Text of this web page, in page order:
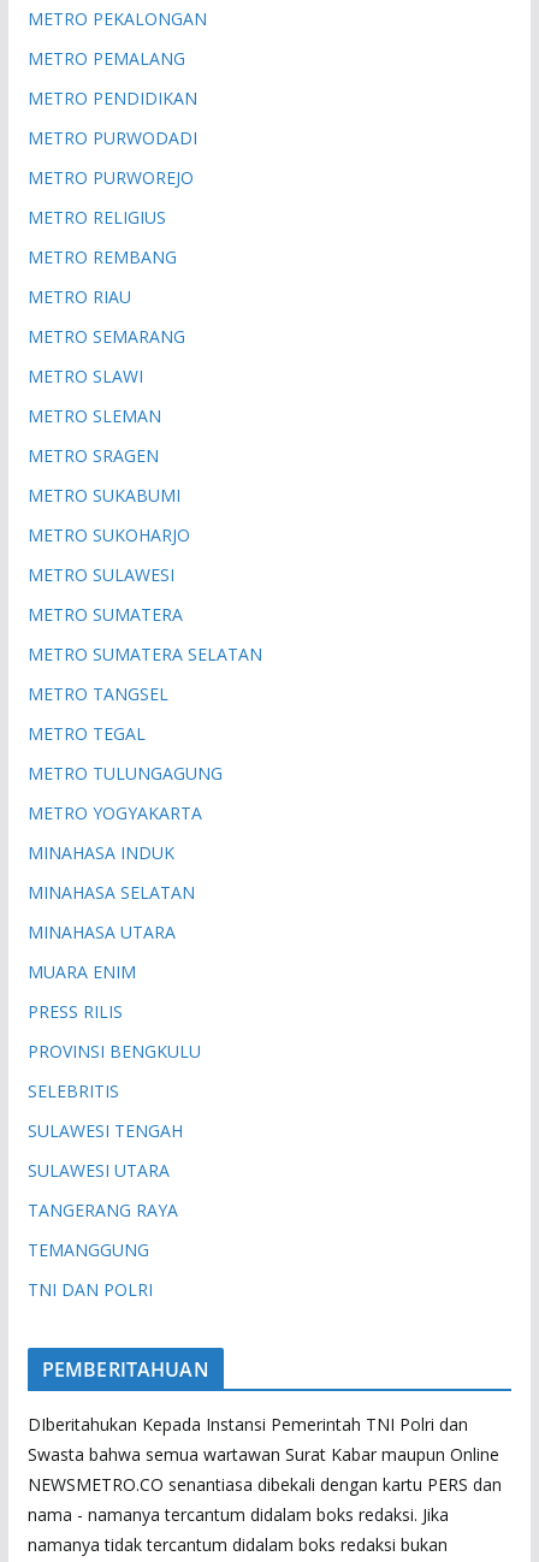
METRO PEKALONGAN
METRO PEMALANG
METRO PENDIDIKAN
METRO PURWODADI
METRO PURWOREJO
METRO RELIGIUS
METRO REMBANG
METRO RIAU
METRO SEMARANG
METRO SLAWI
METRO SLEMAN
METRO SRAGEN
METRO SUKABUMI
METRO SUKOHARJO
METRO SULAWESI
METRO SUMATERA
METRO SUMATERA SELATAN
METRO TANGSEL
METRO TEGAL
METRO TULUNGAGUNG
METRO YOGYAKARTA
MINAHASA INDUK
MINAHASA SELATAN
MINAHASA UTARA
MUARA ENIM
PRESS RILIS
PROVINSI BENGKULU
SELEBRITIS
SULAWESI TENGAH
SULAWESI UTARA
TANGERANG RAYA
TEMANGGUNG
TNI DAN POLRI
PEMBERITAHUAN
DIberitahukan Kepada Instansi Pemerintah TNI Polri dan
Swasta bahwa semua wartawan Surat Kabar maupun Online
NEWSMETRO.CO senantiasa dibekali dengan kartu PERS dan
nama - namanya tercantum didalam boks redaksi. Jika
namanya tidak tercantum didalam boks redaksi bukan